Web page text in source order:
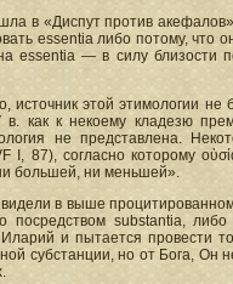
в «Диспут против
essentia либо потому, что
essentia — в силу близости
источник этой этимологии
в. как к некоему кладезю
не представлена.
I, 87), согласно которому
большей, ни меньшей».
видели в выше
посредством substantia,
Иларий и пытается провести
субстанции, но от Бога, Он